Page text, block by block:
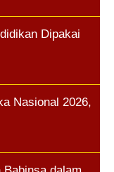
Dipakai
Nasional 2026,